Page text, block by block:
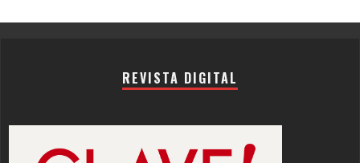
REVISTA DIGITAL